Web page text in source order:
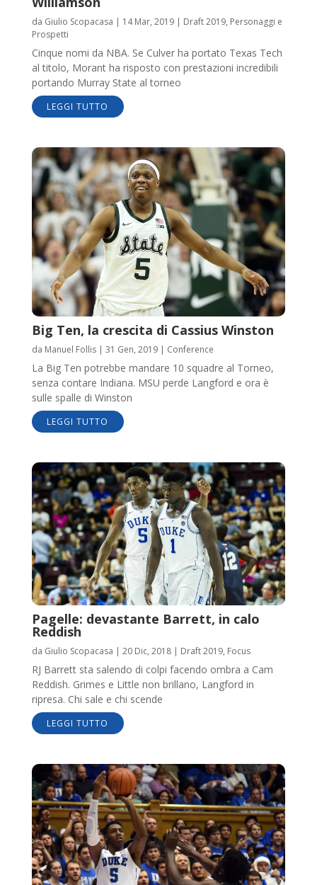
da Giulio Scopacasa | 14 Mar, 2019| Draft 2019, Personaggi e
Prospetti
Cinque nomi da NBA. Se Culver ha portato Texas Tech
al titolo, Morant ha risposto con prestazioni incredibili
portando Murray State al torneo
LEGGI TUTTO
Big Ten, la crescita di Cassius Winston
da Manuel Follis| 31 Gen, 2019| Conference
La Big Ten potrebbe mandare 10 squadre al Torneo,
senza contare Indiana. MSU perde Langford e ora è
sulle spalle di Winston
LEGGI TUTTO
Pagelle: devastante Barrett, in calo
Reddish
da Giulio Scopacasa | 20 Dic, 2018| Draft 2019, Focus
RJ Barrett sta salendo di colpi facendo ombra a Cam
Reddish. Grimes e Little non brillano, Langford in
ripresa. Chi sale e chi scende
LEGGI TUTTO